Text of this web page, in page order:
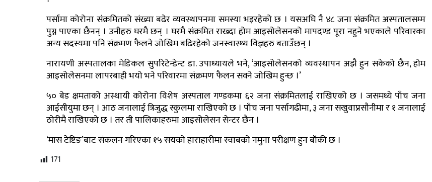
पर्सामा कोरोना संक्रमितको संख्या बढेर व्यवस्थापनमा समस्या भइरहेको छ । यसअघि नै ४८ जना संक्रमित अस्पतालसम्म
पुग्न पाएका छैनन् । उनीहरु घरमै छन् । घरमै संक्रमित राख्दा होम आइसोलेसनको मापदण्ड पूरा नहुने भएकाले परिवारका
अन्य सदस्यमा पनि संक्रमण फैलने जोखिम बढिरहेको जनस्वास्थ्य विज्ञहरु बताउँछन् ।
नारायणी अस्पतालका मेडिकल सुपरिटेन्डेन्ट डा. उपाध्यायले भने, ‘आइसोलेसनको व्यवस्थापन अझै हुन सकेको छैन, होम
आइसोलेसनमा लापरबाही भयो भने परिवारमा संक्रमण फैलन सक्ने जोखिम हुन्छ ।’
५० बेड क्षमताको अस्थायी कोरोना विशेष अस्पताल गण्डकमा ६२ जना संक्रमितलाई राखिएको छ । जसमध्ये पाँच जना
आईसीयुमा छन् । आठ जनालाई त्रिजुद्ध स्कुलमा राखिएको छ । पाँच जना पर्सागढीमा, ३ जना सखुवाप्रसौनीमा र १ जनालाई
ठोरीमै राखिएको छ । तर ती पालिकाहरुमा आइसोलेसन सेन्टर छैन ।
‘मास टेष्टिङ’बाट संकलन गरिएका १५ सयको हाराहारीमा स्वाबको नमुना परीक्षण हुन बाँकी छ ।
171